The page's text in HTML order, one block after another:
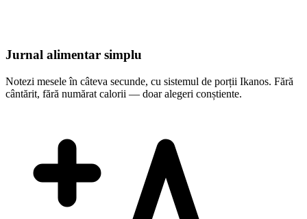
Jurnal alimentar simplu
Notezi mesele în câteva secunde, cu sistemul de porții Ikanos. Fără
cântărit, fără numărat calorii — doar alegeri conștiente.